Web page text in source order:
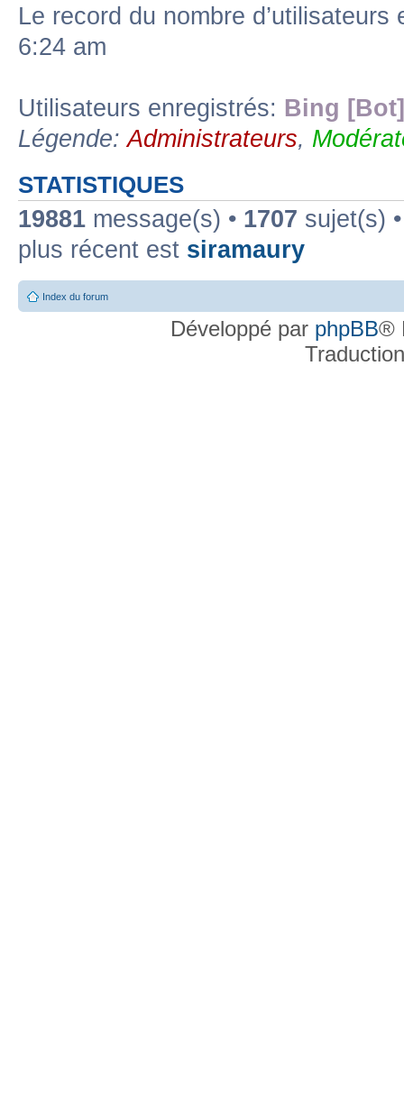
Le record du nombre
6:24 am
Utilisateurs enregistrés: Bing [Bot]
Légende:Administrateurs,
STATISTIQUES
19881 message(s) • 1707 sujet(s)
plus récent est siramaury
Index du forum
Développé par phpBB®